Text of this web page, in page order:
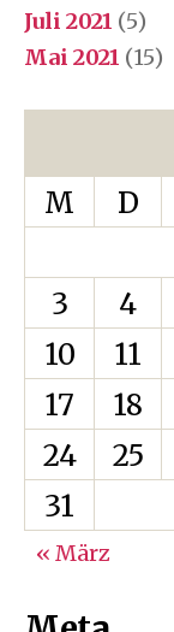
Juli 2021 (5)
Mai 2021 (15)
M
D
3
4
10
11
17
18
24
25
31
« März